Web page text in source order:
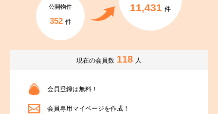
公開物件
352 件
11,431 件
現在の会員数 118 人
会員登録は無料！
会員専用マイページを作成！